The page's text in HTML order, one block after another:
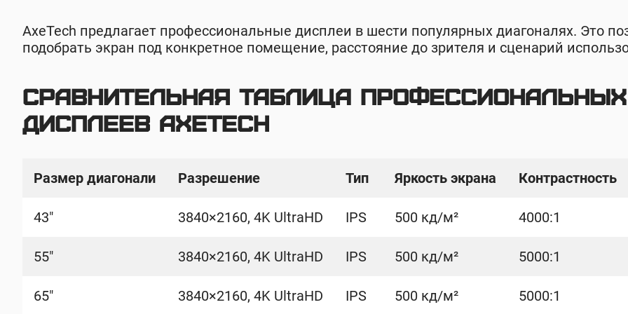
AxeTech предлагает профессиональные дисплеи в шести популярных диагоналях. Это
подобрать экран под конкретное помещение, расстояние до зрителя и сценарий
Сравнительная таблица профессиональных
дисплеев AxeTech
Размер диагонали Разрешение Тип Яркость экрана Контрастность
43″ 3840×2160, 4K UltraHD IPS 500 кд/м² 4000:1
55″ 3840×2160, 4K UltraHD IPS 500 кд/м² 5000:1
65″ 3840×2160, 4K UltraHD IPS 500 кд/м² 5000:1